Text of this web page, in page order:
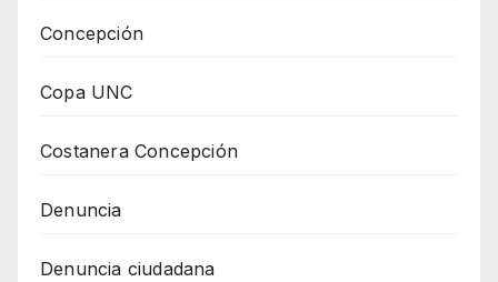
Concepción
Copa UNC
Costanera Concepción
Denuncia
Denuncia ciudadana